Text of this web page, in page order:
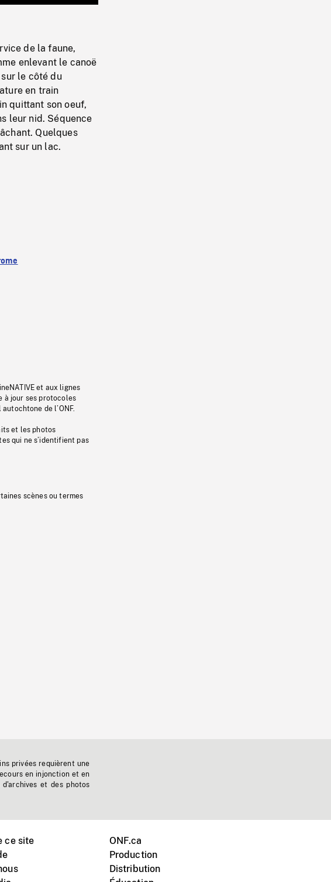
0%
Rate
de la faune,
enlevant le canoë
le côté du
en train
quittant son oeuf,
leur nid. Séquence
Quelques
sur un lac.
et aux lignes
à jour ses protocoles
de l’ONF.
et les photos
qui ne s’identifient pas
scènes ou termes
privées requièrent une
en injonction et en
et des photos
ce site
ONF.ca
Production
Distribution